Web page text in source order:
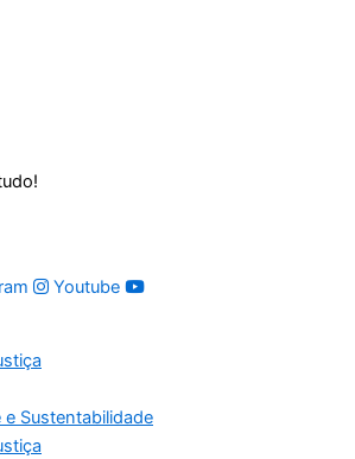
Youtube
Sustentabilidade